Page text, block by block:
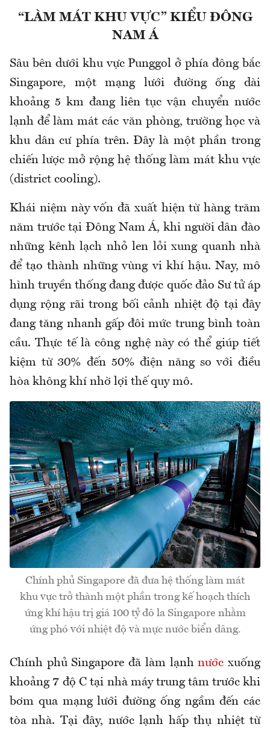
“LÀM MÁT KHU VỰC” KIỂU ĐÔNG
NAM Á
Sâu bên dưới khu vực Punggol ở phía đông bắc
Singapore, một mạng lưới đường ống dài
khoảng 5 km đang liên tục vận chuyển nước
lạnh để làm mát các văn phòng, trường học và
khu dân cư phía trên. Đây là một phần trong
chiến lược mở rộng hệ thống làm mát khu vực
(district cooling).
Khái niệm này vốn đã xuất hiện từ hàng trăm
năm trước tại Đông Nam Á, khi người dân đào
những kênh lạch nhỏ len lỏi xung quanh nhà
để tạo thành những vùng vi khí hậu. Nay, mô
hình truyền thống đang được quốc đảo Sư tử áp
dụng rộng rãi trong bối cảnh nhiệt độ tại đây
đang tăng nhanh gấp đôi mức trung bình toàn
cầu. Thực tế là công nghệ này có thể giúp tiết
kiệm từ 30% đến 50% điện năng so với điều
hòa không khí nhờ lợi thế quy mô.
Chính phủ Singapore đã đưa hệ thống làm mát
khu vực trở thành một phần trong kế hoạch thích
ứng khí hậu trị giá 100 tỷ đô la Singapore nhằm
ứng phó với nhiệt độ và mực nước biển dâng.
Chính phủ Singapore đã làm lạnhnước xuống
khoảng 7 độ C tại nhà máy trung tâm trước khi
bơm qua mạng lưới đường ống ngầm đến các
tòa nhà. Tại đây, nước lạnh hấp thụ nhiệt từ